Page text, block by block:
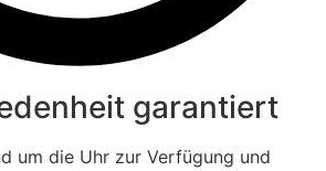
garantiert
um die Uhr zur Verfügung und